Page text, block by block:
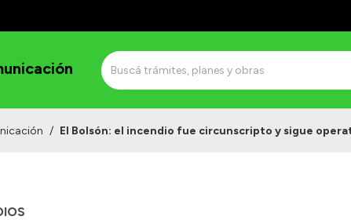
/ El Bolsón: el incendio fue circunscripto y sigue